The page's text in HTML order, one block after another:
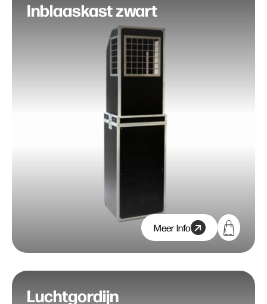
Inblaaskast zwart
Meer Info
Luchtgordijn